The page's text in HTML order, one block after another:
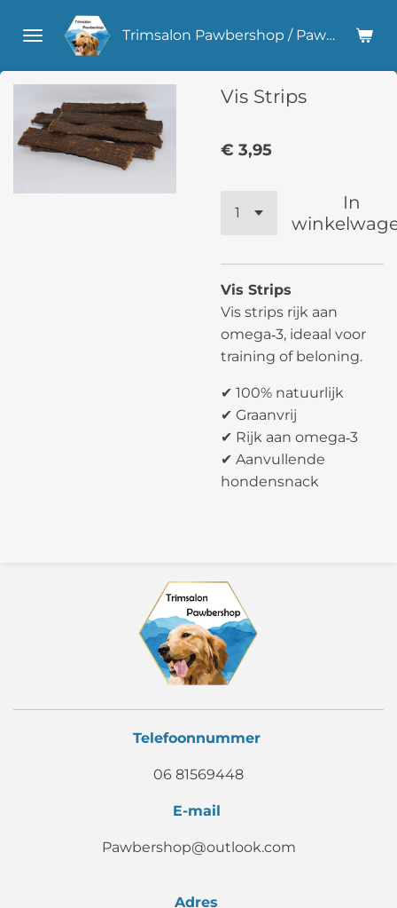
direct
de
hoofdinhoud
Trimsalon Pawbershop / Pawlicious Hondensnacks
Vis Strips
€ 3,95
In
Vis Strips
Vis strips rijk aan
omega‑3, ideaal voor
training of beloning.
✔ 100% natuurlijk
✔ Graanvrij
✔ Rijk aan omega‑3
✔ Aanvullende
hondensnack
Telefoonnummer
06 81569448
E-mail
Pawbershop@outlook.com
Adres